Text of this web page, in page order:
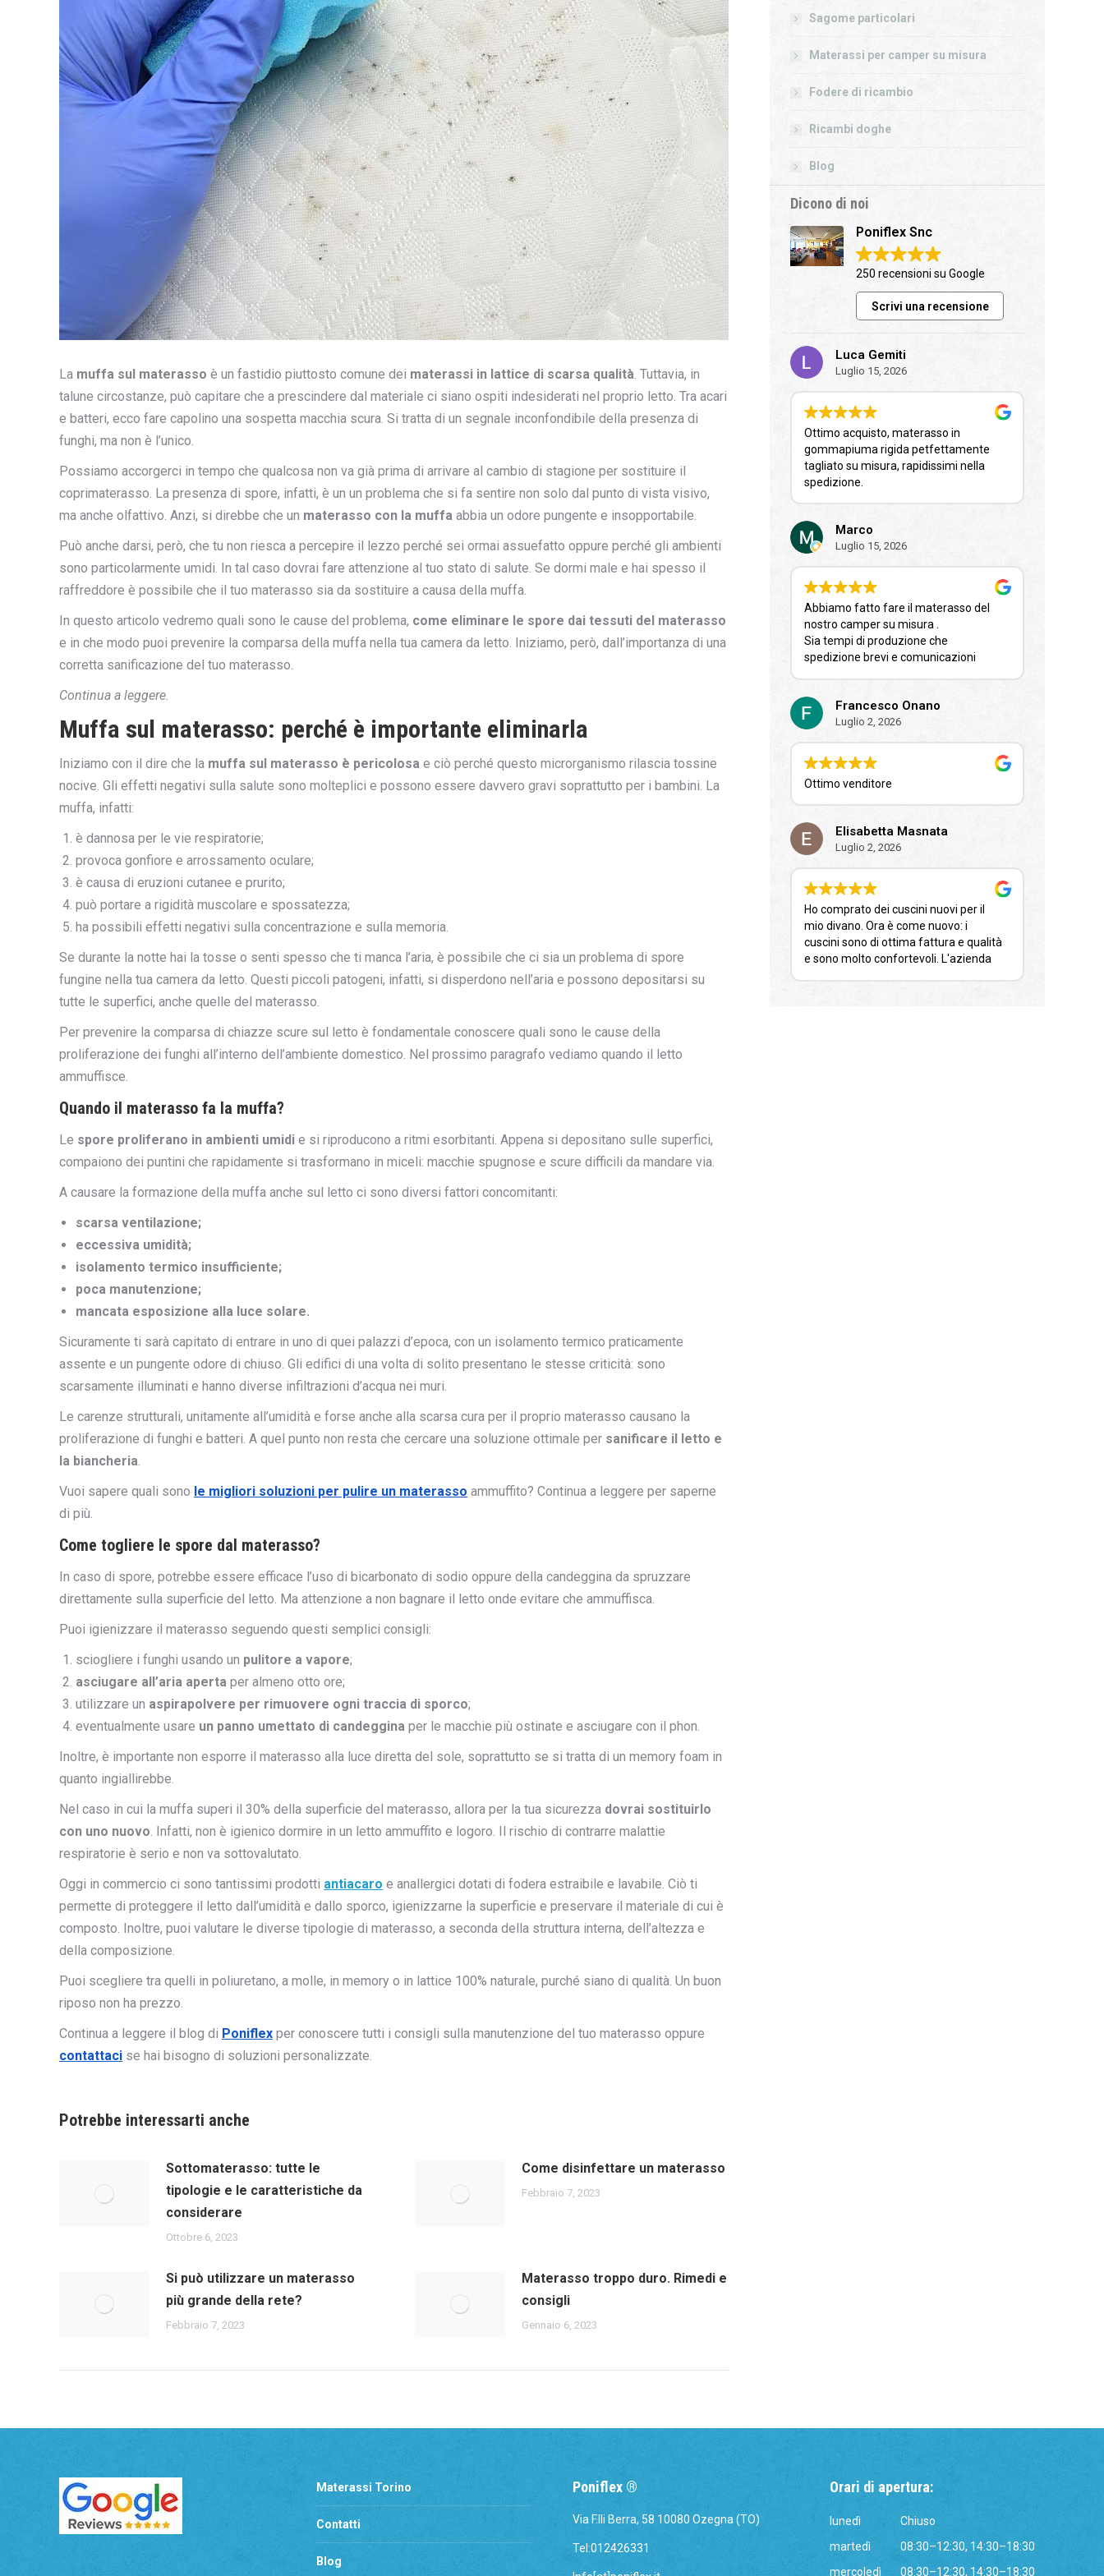
La muffa sul materasso è un fastidio piuttosto comune dei materassi in lattice di scarsa qualità. Tuttavia, in
talune circostanze, può capitare che a prescindere dal materiale ci siano ospiti indesiderati nel proprio letto. Tra acari
e batteri, ecco fare capolino una sospetta macchia scura. Si tratta di un segnale inconfondibile della presenza di
funghi, ma non è l’unico.
Possiamo accorgerci in tempo che qualcosa non va già prima di arrivare al cambio di stagione per sostituire il
coprimaterasso. La presenza di spore, infatti, è un un problema che si fa sentire non solo dal punto di vista visivo,
ma anche olfattivo. Anzi, si direbbe che un materasso con la muffa abbia un odore pungente e insopportabile.
Può anche darsi, però, che tu non riesca a percepire il lezzo perché sei ormai assuefatto oppure perché gli ambienti
sono particolarmente umidi. In tal caso dovrai fare attenzione al tuo stato di salute. Se dormi male e hai spesso il
raffreddore è possibile che il tuo materasso sia da sostituire a causa della muffa.
In questo articolo vedremo quali sono le cause del problema, come eliminare le spore dai tessuti del materasso
e in che modo puoi prevenire la comparsa della muffa nella tua camera da letto. Iniziamo, però, dall’importanza di una
corretta sanificazione del tuo materasso.
Continua a leggere.
Muffa sul materasso: perché è importante eliminarla
Iniziamo con il dire che la muffa sul materasso è pericolosa e ciò perché questo microrganismo rilascia tossine
nocive. Gli effetti negativi sulla salute sono molteplici e possono essere davvero gravi soprattutto per i bambini. La
muffa, infatti:
è dannosa per le vie respiratorie;
provoca gonfiore e arrossamento oculare;
è causa di eruzioni cutanee e prurito;
può portare a rigidità muscolare e spossatezza;
ha possibili effetti negativi sulla concentrazione e sulla memoria.
Se durante la notte hai la tosse o senti spesso che ti manca l’aria, è possibile che ci sia un problema di spore
fungine nella tua camera da letto. Questi piccoli patogeni, infatti, si disperdono nell’aria e possono depositarsi su
tutte le superfici, anche quelle del materasso.
Per prevenire la comparsa di chiazze scure sul letto è fondamentale conoscere quali sono le cause della
proliferazione dei funghi all’interno dell’ambiente domestico. Nel prossimo paragrafo vediamo quando il letto
ammuffisce.
Quando il materasso fa la muffa?
Le spore proliferano in ambienti umidi e si riproducono a ritmi esorbitanti. Appena si depositano sulle superfici,
compaiono dei puntini che rapidamente si trasformano in miceli: macchie spugnose e scure difficili da mandare via.
A causare la formazione della muffa anche sul letto ci sono diversi fattori concomitanti:
scarsa ventilazione;
eccessiva umidità;
isolamento termico insufficiente;
poca manutenzione;
mancata esposizione alla luce solare.
Sicuramente ti sarà capitato di entrare in uno di quei palazzi d’epoca, con un isolamento termico praticamente
assente e un pungente odore di chiuso. Gli edifici di una volta di solito presentano le stesse criticità: sono
scarsamente illuminati e hanno diverse infiltrazioni d’acqua nei muri.
Le carenze strutturali, unitamente all’umidità e forse anche alla scarsa cura per il proprio materasso causano la
proliferazione di funghi e batteri. A quel punto non resta che cercare una soluzione ottimale per sanificare il letto e
la biancheria.
Vuoi sapere quali sono le migliori soluzioni per pulire un materasso ammuffito? Continua a leggere per saperne
di più.
Come togliere le spore dal materasso?
In caso di spore, potrebbe essere efficace l’uso di bicarbonato di sodio oppure della candeggina da spruzzare
direttamente sulla superficie del letto. Ma attenzione a non bagnare il letto onde evitare che ammuffisca.
Puoi igienizzare il materasso seguendo questi semplici consigli:
sciogliere i funghi usando un pulitore a vapore;
asciugare all’aria aperta per almeno otto ore;
utilizzare un aspirapolvere per rimuovere ogni traccia di sporco;
eventualmente usare un panno umettato di candeggina per le macchie più ostinate e asciugare con il phon.
Inoltre, è importante non esporre il materasso alla luce diretta del sole, soprattutto se si tratta di un memory foam in
quanto ingiallirebbe.
Nel caso in cui la muffa superi il 30% della superficie del materasso, allora per la tua sicurezza dovrai sostituirlo
con uno nuovo. Infatti, non è igienico dormire in un letto ammuffito e logoro. Il rischio di contrarre malattie
respiratorie è serio e non va sottovalutato.
Oggi in commercio ci sono tantissimi prodotti antiacaro e anallergici dotati di fodera estraibile e lavabile. Ciò ti
permette di proteggere il letto dall’umidità e dallo sporco, igienizzarne la superficie e preservare il materiale di cui è
composto. Inoltre, puoi valutare le diverse tipologie di materasso, a seconda della struttura interna, dell’altezza e
della composizione.
Puoi scegliere tra quelli in poliuretano, a molle, in memory o in lattice 100% naturale, purché siano di qualità. Un buon
riposo non ha prezzo.
Continua a leggere il blog di Poniflex per conoscere tutti i consigli sulla manutenzione del tuo materasso oppure
contattaci se hai bisogno di soluzioni personalizzate.
Potrebbe interessarti anche
Sottomaterasso: tutte le
tipologie e le caratteristiche da
considerare
Ottobre 6, 2023
Come disinfettare un materasso
Febbraio 7, 2023
Si può utilizzare un materasso
più grande della rete?
Febbraio 7, 2023
Materasso troppo duro. Rimedi e
consigli
Gennaio 6, 2023
Sagome particolari
Materassi per camper su misura
Fodere di ricambio
Ricambi doghe
Blog
Dicono di noi
Poniflex Snc
250 recensioni su Google
Scrivi una recensione
Luca Gemiti
Luglio 15, 2026
Ottimo acquisto, materasso in
gommapiuma rigida petfettamente
tagliato su misura, rapidissimi nella
spedizione.
Marco
Luglio 15, 2026
Abbiamo fatto fare il materasso del
nostro camper su misura .
Sia tempi di produzione che
spedizione brevi e comunicazioni
finalmente si dorme e riposa come
pascià!
Francesco Onano
Luglio 2, 2026
Ottimo venditore
Elisabetta Masnata
Luglio 2, 2026
Ho comprato dei cuscini nuovi per il
mio divano. Ora è come nuovo: i
cuscini sono di ottima fattura e qualità
e sono molto confortevoli. L'azienda
Materassi Torino
Contatti
Blog
Poniflex ®
Via F.lli Berra, 58 10080 Ozegna (TO)
Tel:012426331
Orari di apertura:
lunedì
Chiuso
martedì
08:30–12:30, 14:30–18:30
mercoledì
08:30–12:30, 14:30–18:30